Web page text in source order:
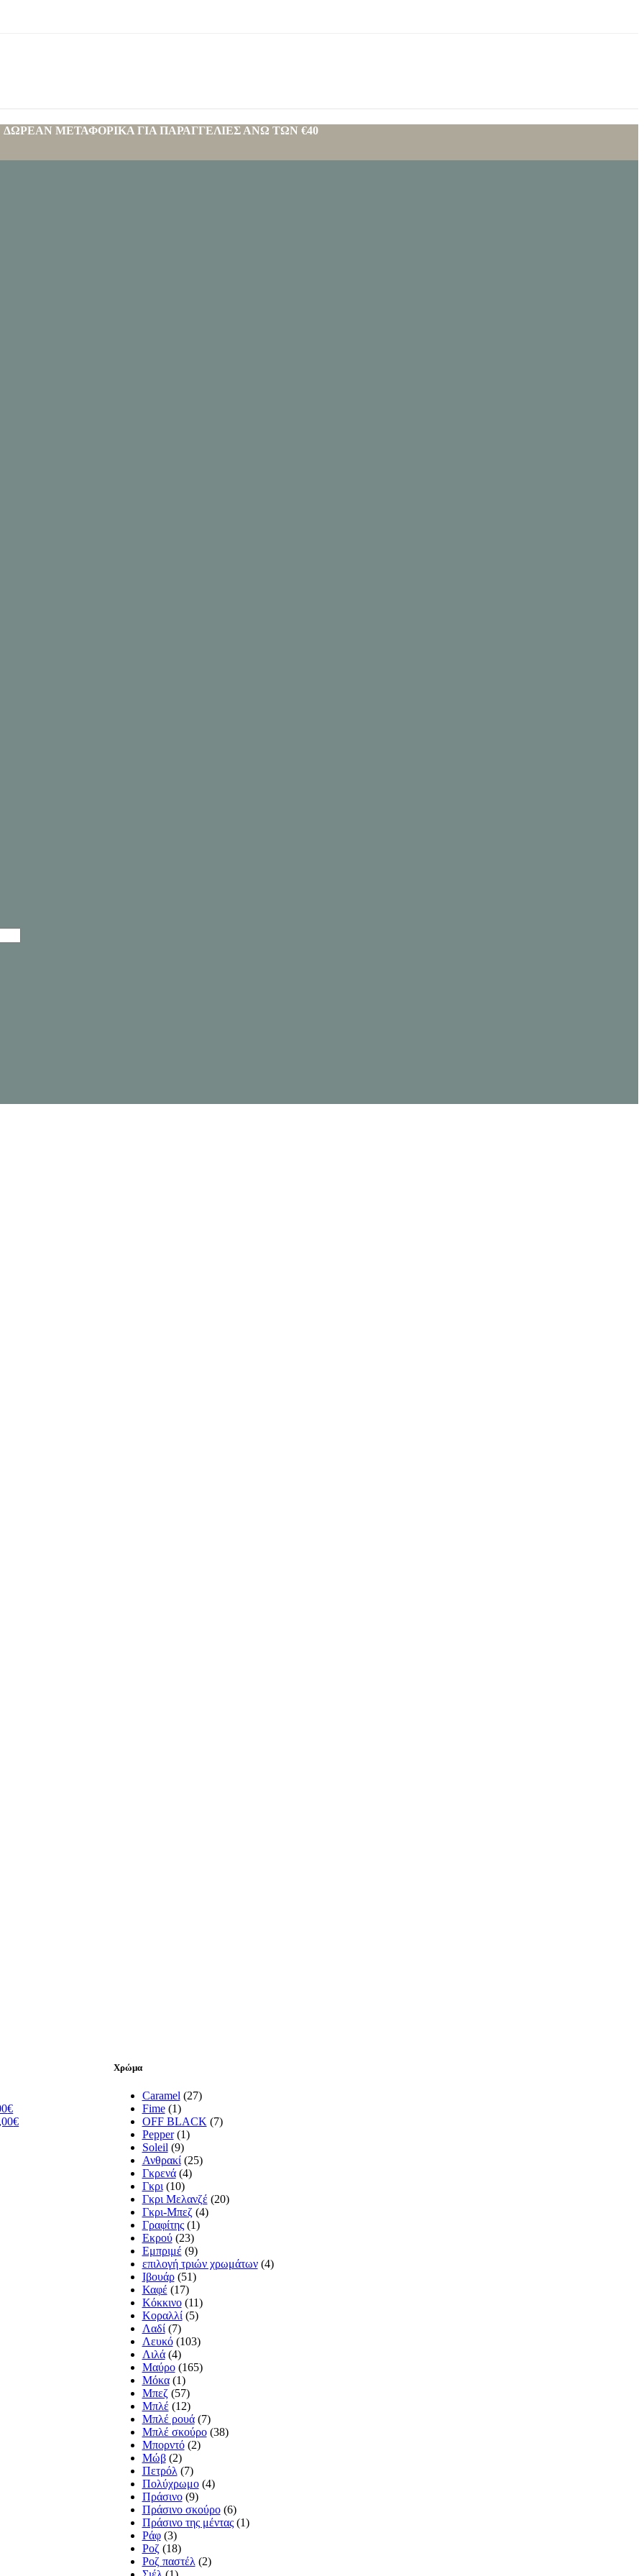
ΔΩΡΕΑΝ ΜΕΤΑΦΟΡΙΚΑ ΓΙΑ ΠΑΡΑΓΓΕΛΙΕΣ ΑΝΩ ΤΩΝ €40
€
€
Χρώμα
Caramel (27)
Fime (1)
OFF BLACK (7)
Pepper (1)
Soleil (9)
Ανθρακί (25)
Γκρενά (4)
Γκρι (10)
Γκρι Μελανζέ (20)
Γκρι-Μπεζ (4)
Γραφίτης (1)
Εκρού (23)
Εμπριμέ (9)
επιλογή τριών χρωμάτων (4)
Ιβουάρ (51)
Καφέ (17)
Κόκκινο (11)
Κοραλλί (5)
Λαδί (7)
Λευκό (103)
Λιλά (4)
Μαύρο (165)
Μόκα (1)
Μπεζ (57)
Μπλέ (12)
Μπλέ ρουά (7)
Μπλέ σκούρο (38)
Μπορντό (2)
Μώβ (2)
Πετρόλ (7)
Πολύχρωμο (4)
Πράσινο (9)
Πράσινο σκούρο (6)
Πράσινο της μέντας (1)
Ράφ (3)
Ροζ (18)
Ροζ παστέλ (2)